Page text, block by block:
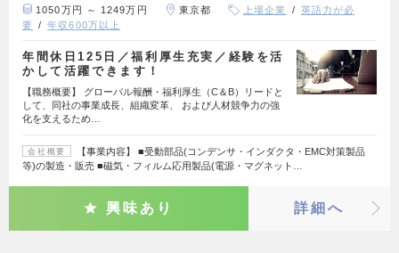
1050万円 ～ 1249万円 東京都 上場企業
英語力が必
要
年収600万以上
年間休日125日／福利厚生充実／経験を活
かして活躍できます！
【職務概要】 グローバル報酬・福利厚生（C＆B）リードと
して、同社の事業成長、組織変革、 および人材競争力の強
化を支えるため…
会社概要
【事業内容】 ■受動部品(コンデンサ・インダクタ・EMC対策製品
等)の製造・販売 ■磁気・フィルム応用製品(電源・マグネット…
興味あり 詳細へ